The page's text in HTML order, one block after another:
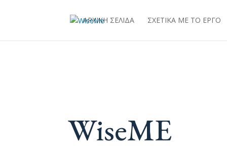
ΑΡΧΙΚΉ ΣΕΛΊΔΑ ΣΧΕΤΙΚΆ ΜΕ ΤΟ ΈΡΓΟ
WiseME